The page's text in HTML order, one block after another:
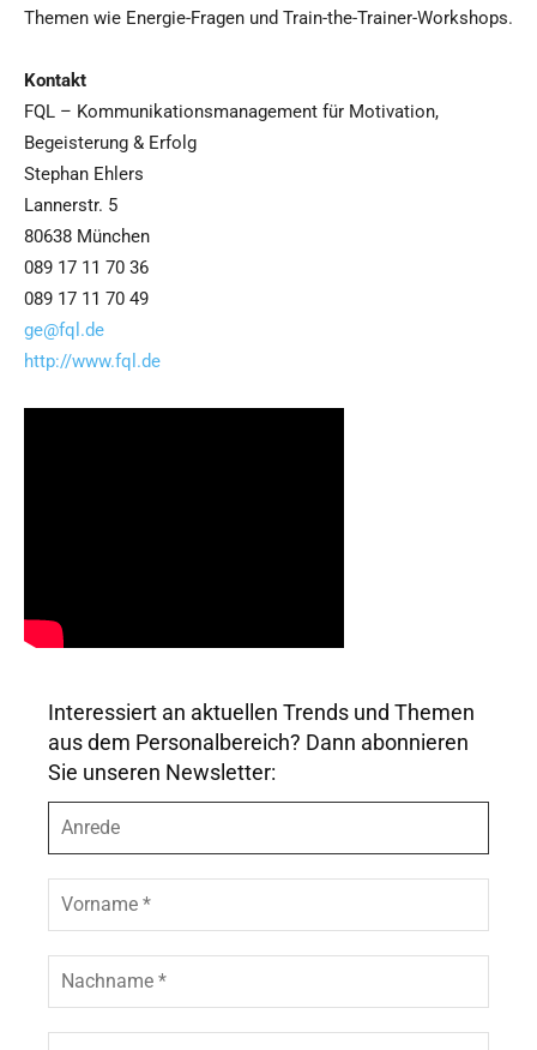
Themen wie Energie-Fragen und Train-the-Trainer-Workshops.
Kontakt
FQL – Kommunikationsmanagement für Motivation,
Begeisterung & Erfolg
Stephan Ehlers
Lannerstr. 5
80638 München
089 17 11 70 36
089 17 11 70 49
ge@fql.de
http://www.fql.de
Interessiert an aktuellen Trends und Themen
aus dem Personalbereich? Dann abonnieren
Sie unseren Newsletter:
r
e
e
r
n
m
c
h